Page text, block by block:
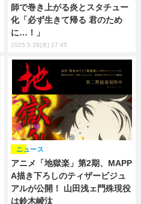
師で巻き上がる炎とスタチュー
化「必ず生きて帰る 君のため
に…！」
2025.5.28(水) 17:45
アニメ「地獄楽」第2期、MAPP
A描き下ろしのティザービジュ
アルが公開！ 山田浅ェ門殊現役
は鈴木崚汰
ニュース